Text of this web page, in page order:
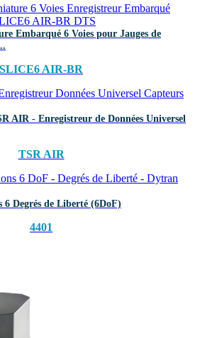
Embarqué 6 Voies pour Jauges de
SLICE6 AIR-BR
AIR - Enregistreur de Données Universel
TSR AIR
Degrés de Liberté (6DoF)
4401